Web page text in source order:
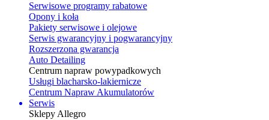
Serwisowe programy rabatowe
Opony i koła
Pakiety serwisowe i olejowe
Serwis gwarancyjny i pogwarancyjny
Rozszerzona gwarancja
Auto Detailing
Centrum napraw powypadkowych
Usługi blacharsko-lakiernicze
Centrum Napraw Akumulatorów
Serwis
Sklepy Allegro